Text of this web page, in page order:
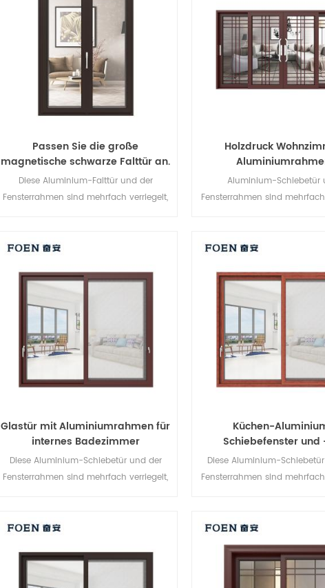
Passen Sie die große
magnetische schwarze Falttür an.
Dauerhafter Gebrauch
Diese Aluminium-Falttür und der
Fensterrahmen sind mehrfach verriegelt,
Verschiedene Türtypen für
Anforderungen.
Holzdruck
Aluminium-Schiebetür
Fensterrahmen sind
Verschiedene Türtypen
Anforderungen.
Glastür mit Aluminiumrahmen für
internes Badezimmer
Diese Aluminium-Schiebetür und der
Fensterrahmen sind mehrfach verriegelt,
Verschiedene Türtypen für
Anforderungen
Küchen-
Schiebefenster und
Diese Aluminium-
Fensterrahmen sind
Verschiedene Türtypen
unterschiedliche
Anforderungen